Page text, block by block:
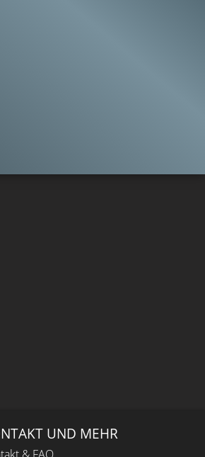
UND MEHR